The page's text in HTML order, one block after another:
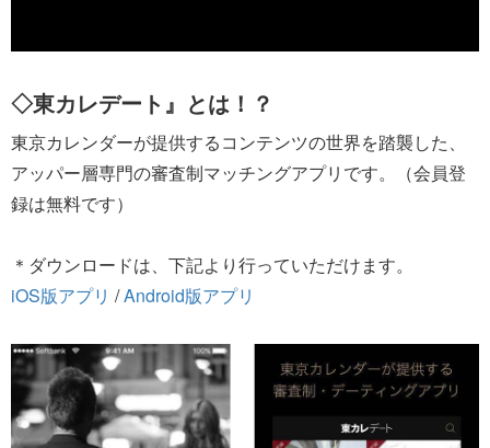
◇東カレデート』とは！？
東京カレンダーが提供するコンテンツの世界を踏襲した、
アッパー層専門の審査制マッチングアプリです。（会員登
録は無料です）
＊ダウンロードは、下記より行っていただけます。
iOS版アプリ /Android版アプリ